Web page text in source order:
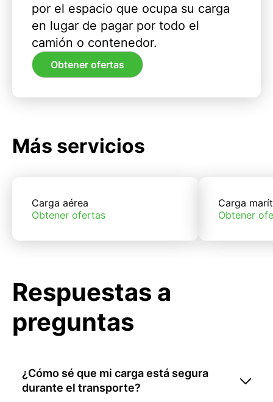
por el espacio que ocupa su carga
en lugar de pagar por todo el
camión o contenedor.
Obtener ofertas
Más servicios
Carga aérea
Obtener ofertas
Carga
Obtener
Respuestas a
preguntas
¿Cómo sé que mi carga está segura
durante el transporte?